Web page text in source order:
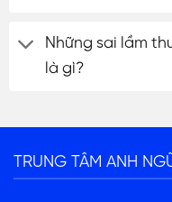
Những sai lầm
là gì?
TRUNG TÂM ANH